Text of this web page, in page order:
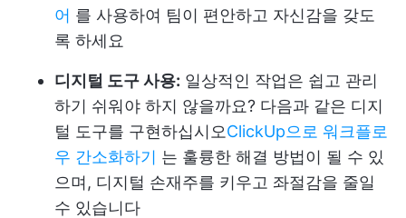
어 를 사용하여 팀이 편안하고 자신감을 갖도
록 하세요
디지털 도구 사용: 일상적인 작업은 쉽고 관리
하기 쉬워야 하지 않을까요? 다음과 같은 디지
털 도구를 구현하십시오ClickUp으로 워크플로
우 간소화하기 는 훌륭한 해결 방법이 될 수 있
으며, 디지털 손재주를 키우고 좌절감을 줄일
수 있습니다